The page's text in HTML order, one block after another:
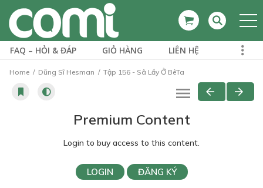
FAQ – HỎI & ĐÁP GIỎ HÀNG LIÊN HỆ
Home Dũng Sĩ Hesman Tập 156 - Sâ Lầy Ở BêTa
Premium Content
Login to buy access to this content.
LOGIN ĐĂNG KÝ